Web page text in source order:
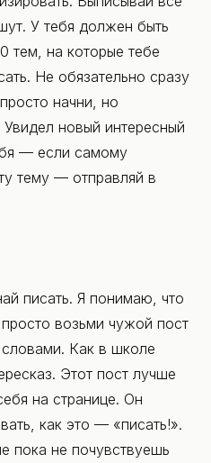
У тебя должен быть
тем, на которые тебе
Не обязательно сразу
начни, но
новый интересный
— если самому
тему — отправляй в
писать. Я понимаю, что
возьми чужой пост
Как в школе
Этот пост лучше
на странице. Он
как это — «писать!».
пока не почувствуешь